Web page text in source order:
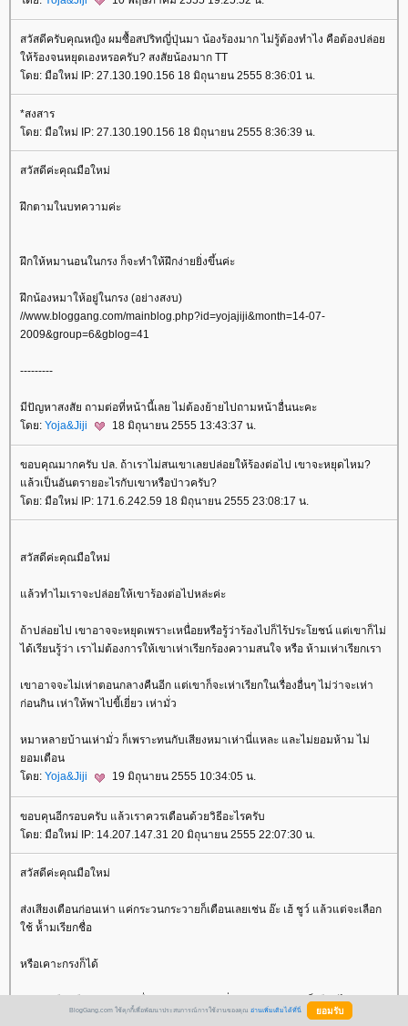
สวัสดีครับคุณหญิง ผมซื้อสปริทญี่ปุ่นมา น้องร้องมาก ไม่รู้ต้องทำไง คือต้องปล่อ
ห้ร้องจนหยุดเองหรอครับ? สงสัยน้องมาก TT
ดย: มือใหม่ IP: 27.130.190.156 18 มิถุนายน 2555 8:36:01 น.
*สงสาร
ดย: มือใหม่ IP: 27.130.190.156 18 มิถุนายน 2555 8:36:39 น.
สวัสดีค่ะคุณมือใหม่
ฝึกตามในบทความค่ะ
ฝึกให้หมานอนในกรง ก็จะทำให้ฝึกง่ายยิ่งขึ้นค่ะ
ฝึกน้องหมาให้อยู่ในกรง (อย่างสงบ)
//www.bloggang.com/mainblog.php?id=yojajiji&month=14-07-
2009&group=6&gblog=41
---------
มีปัญหาสงสัย ถามต่อที่หน้านี้เลย ไม่ต้องย้ายไปถามหน้าอื่นนะคะ
ดย: Yoja&Jiji 18 มิถุนายน 2555 13:43:37 น.
ขอบคุณมากครับ ปล. ถ้าเราไม่สนเขาเลยปล่อยให้ร้องต่อไป เขาจะหยุดไหม?
ล้วเป็นอันตรายอะไรกับเขาหรือป่าวครับ?
ดย: มือใหม่ IP: 171.6.242.59 18 มิถุนายน 2555 23:08:17 น.
สวัสดีค่ะคุณมือใหม่
ล้วทำไมเราจะปล่อยให้เขาร้องต่อไปหล่ะค่ะ
ถ้าปล่อยไป เขาอาจจะหยุดเพราะเหนื่อยหรือรู้ว่าร้องไปก็ไร้ประโยชน์ แต่เขาก็ไม่
ได้เรียนรู้ว่า เราไม่ต้องการให้เขาเห่าเรียกร้องความสนใจ หรือ ห้ามเห่าเรียกเรา
เขาอาจจะไม่เห่าตอนกลางคืนอีก แต่เขาก็จะเห่าเรียกในเรื่องอื่นๆ ไม่ว่าจะเห่า
ก่อนกิน เห่าให้พาไปขี้เยี่ยว เห่ามั่ว
หมาหลายบ้านเห่ามั่ว ก็เพราะทนกับเสียงหมาเห่านี่แหละ และไม่ยอมห้าม ไม่
อมเตือน
ดย: Yoja&Jiji 19 มิถุนายน 2555 10:34:05 น.
ขอบคุนอีกรอบครับ แล้วเราควรเตือนด้วยวิธีอะไรครับ
ดย: มือใหม่ IP: 14.207.147.31 20 มิถุนายน 2555 22:07:30 น.
สวัสดีค่ะคุณมือใหม่
ส่งเสียงเตือนก่อนเห่า แค่กระวนกระวายก็เตือนเลยเช่น อ๊ะ เฮ้ ชูว์ แล้วแต่จะเลือก
ช้ ห้้ามเรียกชื่อ
หรือเคาะกรงก็ได้
จุดหลักคือ เตือนก่อนเห่า เมื่อเขาผลุดลุกผลุดนั่ง กระวนกระวาย ก็เตือนได้เล
BlogGang.com ใช้คุกกี้เพื่อพัฒนาประสบการณ์การใช้งานของคุณ อ่านเพิ่มเติมได้ที่นี่